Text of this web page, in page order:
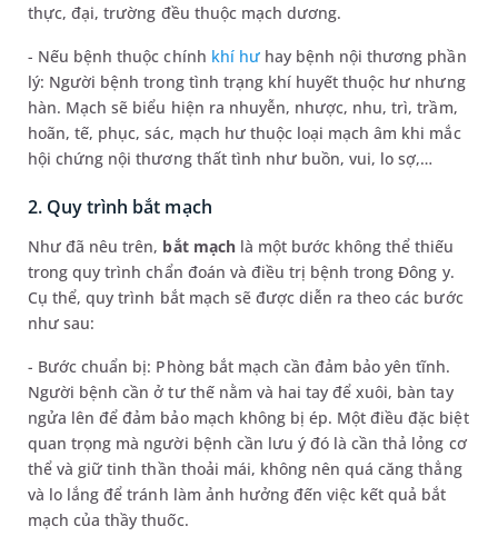
thực, đại, trường đều thuộc mạch dương.
- Nếu bệnh thuộc chính khí hưhay bệnh nội thương phần
lý: Người bệnh trong tình trạng khí huyết thuộc hư nhưng
hàn. Mạch sẽ biểu hiện ra nhuyễn, nhược, nhu, trì, trầm,
hoãn, tế, phục, sác, mạch hư thuộc loại mạch âm khi mắc
hội chứng nội thương thất tình như buồn, vui, lo sợ,…
2. Quy trình bắt mạch
Như đã nêu trên, bắt mạch là một bước không thể thiếu
trong quy trình chẩn đoán và điều trị bệnh trong Đông y.
Cụ thể, quy trình bắt mạch sẽ được diễn ra theo các bước
như sau:
- Bước chuẩn bị: Phòng bắt mạch cần đảm bảo yên tĩnh.
Người bệnh cần ở tư thế nằm và hai tay để xuôi, bàn tay
ngửa lên để đảm bảo mạch không bị ép. Một điều đặc biệt
quan trọng mà người bệnh cần lưu ý đó là cần thả lỏng cơ
thể và giữ tinh thần thoải mái, không nên quá căng thẳng
và lo lắng để tránh làm ảnh hưởng đến việc kết quả bắt
mạch của thầy thuốc.